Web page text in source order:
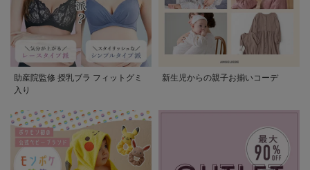
助産院監修 授乳ブラ フィットグミ
入り
新生児からの親子お揃いコーデ